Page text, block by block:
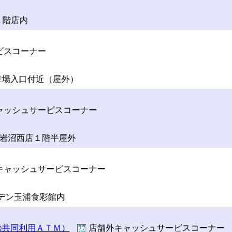
店内
スコーナー
入口付近（屋外）
ッシュサービスコーナー
沼西店１階半屋外
ャッシュサービスコーナー
ン玉浦食彩館内
同利用ＡＴＭ） 店舗外キャッシュサービスコーナー